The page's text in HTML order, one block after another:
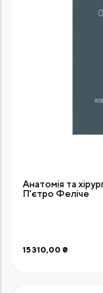
Анатомія та
П'єтро Феліче
15 310,00 ₴